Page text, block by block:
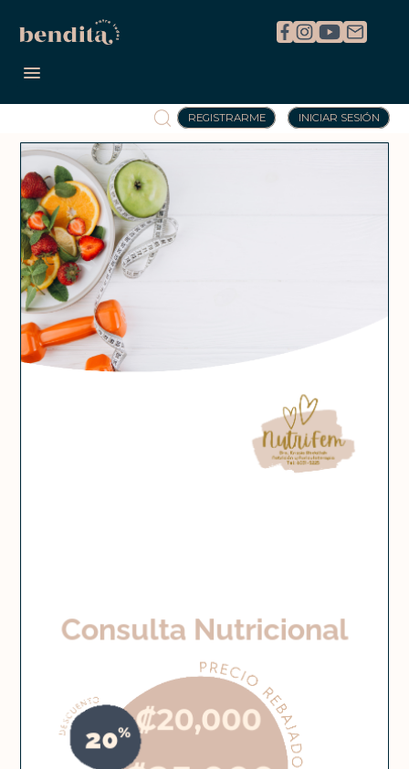
REGISTRARME INICIAR SESIÓN